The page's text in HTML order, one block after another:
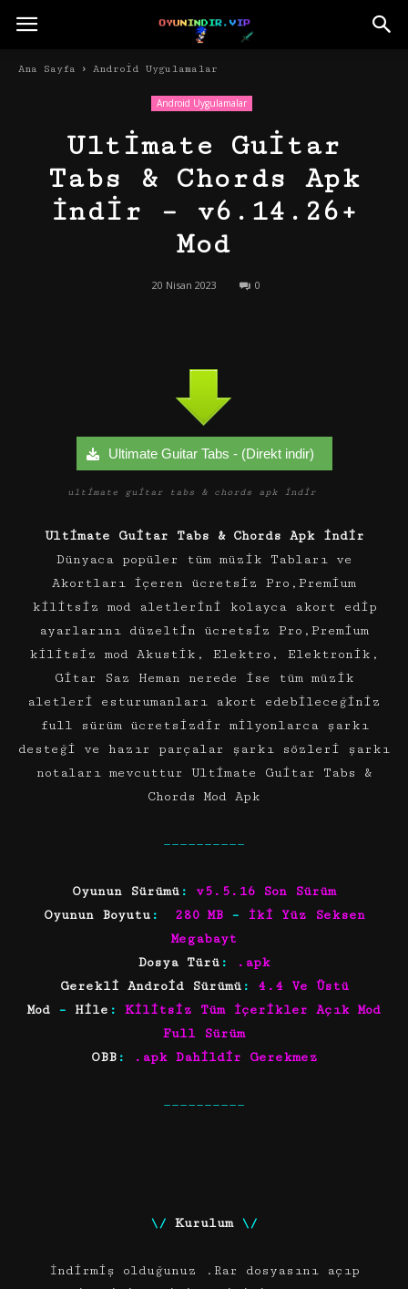
Ana Sayfa Android Uygulamalar
Android Uygulamalar
Ultimate Guitar
Tabs & Chords Apk
İndir – v6.14.26+
Mod
20 Nisan 2023 0
Ultimate Guitar Tabs - (Direkt indir)
ultimate guitar tabs & chords apk indir
Ultimate Guitar Tabs & Chords Apk indir
Dünyaca popüler tüm müzik Tabları ve
Akortları içeren ücretsiz Pro,Premium
kilitsiz mod aletlerini kolayca akort edip
ayarlarını düzeltin ücretsiz Pro,Premium
kilitsiz mod Akustik, Elektro, Elektronik,
Gitar Saz Heman nerede ise tüm müzik
aletleri esturumanları akort edebileceğiniz
full sürüm ücretsizdir milyonlarca şarkı
desteği ve hazır parçalar şarkı sözleri şarkı
notaları mevcuttur Ultimate Guitar Tabs &
Chords Mod Apk
——————————
Oyunun Sürümü :
v5.5.16 Son Sürüm
Oyunun Boyutu: 280 MB – İki Yüz Seksen
Megabayt
Dosya Türü:
.apk
Gerekli Android Sürümü:
4.4 Ve Üstü
Mod – Hile :
Kilitsiz Tüm İçerikler Açık Mod
Full Sürüm
OBB: .apk Dahildir Gerekmez
——————————
\/ Kurulum \/
İndirmiş olduğunuz .Rar dosyasını açıp